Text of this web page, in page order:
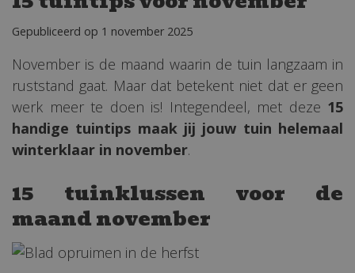
Gepubliceerd op 1 november 2025
November is de maand waarin de tuin langzaam in
ruststand gaat. Maar dat betekent niet dat er geen
werk meer te doen is! Integendeel, met deze 15
handige tuintips maak jij jouw tuin helemaal
winterklaar in november.
15 tuinklussen voor de
maand november